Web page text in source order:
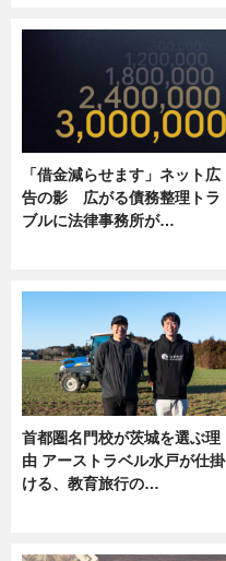
「借金減らせます」ネット広
告の影 広がる債務整理トラ
ブルに法律事務所が…
首都圏名門校が茨城を選ぶ理
由 アーストラベル水戸が仕掛
ける、教育旅行の…